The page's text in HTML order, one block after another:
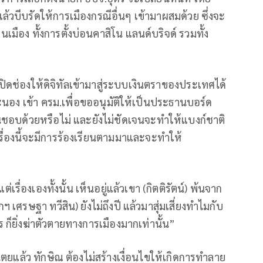
บีบรัดให้การเมืองกรณีอื่นๆ เข้ามาผสมด้วย ซึ่งจะ
มือง ทั้งการตั้งบ่อนคาสิโน แลนด์บริจด์ รวมทั้ง
ช่องให้ดิจิทัลเข้ามาสู่ระบบเงินตราของประเทศได้
ง เข้า ครม.เพื่อขออนุมัติให้เป็นประธานบอร์ด
อบด้วยหรือไม่ และยังไม่ชัดเจนจะทำให้แบงก์ชาติ
งนี้จะมีการร้องเรียนตามมาและจะทำให้
รื่องเองทั้งนั้น เห็นอยู่แล้วเขา (กิตติรัตน์) พ้นจาก
ศรษฐา ทวีสิน) ยังไม่ถึงปี แล้วมาสุ่มเสี่ยงทำไมกับ
ยิ่งฆ่าตัวตายทางการเมืองมากเท่านั้น”
แล้ว ทักษิณ ต้องไม่สร้างเงื่อนไขให้เกิดการทำลาย